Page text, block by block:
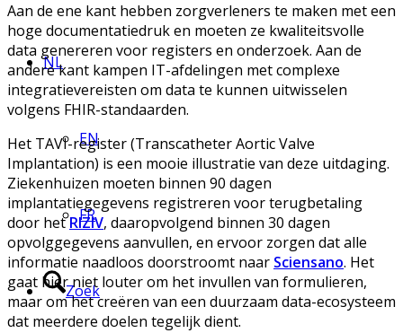
NL
EN
FR
Zoek
Aan de ene kant hebben zorgverleners te maken met een
hoge documentatiedruk en moeten ze kwaliteitsvolle
data genereren voor registers en onderzoek. Aan de
andere kant kampen IT-afdelingen met complexe
integratievereisten om data te kunnen uitwisselen
volgens FHIR-standaarden.
Het TAVI-register (Transcatheter Aortic Valve
Implantation) is een mooie illustratie van deze uitdaging.
Ziekenhuizen moeten binnen 90 dagen
implantatiegegevens registreren voor terugbetaling
door hetRIZIV, daaropvolgend binnen 30 dagen
opvolggegevens aanvullen, en ervoor zorgen dat alle
informatie naadloos doorstroomt naar Sciensano. Het
gaat hier niet louter om het invullen van formulieren,
maar om het creëren van een duurzaam data-ecosysteem
dat meerdere doelen tegelijk dient.